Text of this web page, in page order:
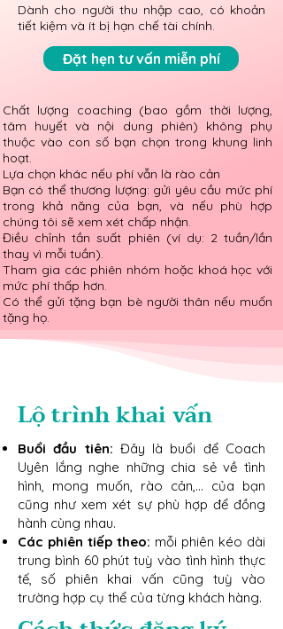
Dành cho người thu nhập cao, có khoản
tiết kiệm và ít bị hạn chế tài chính.
Đặt hẹn tư vấn miễn phí
Chất lượng coaching (bao gồm thời lượng,
tâm huyết và nội dung phiên) không phụ
thuộc vào con số bạn chọn trong khung linh
hoạt.
Lựa chọn khác nếu phí vẫn là rào cản
Bạn có thể thương lượng: gửi yêu cầu mức phí
trong khả năng của bạn, và nếu phù hợp
chúng tôi sẽ xem xét chấp nhận.
Điều chỉnh tần suất phiên (ví dụ: 2 tuần/lần
thay vì mỗi tuần).
Tham gia các phiên nhóm hoặc khoá học với
mức phí thấp hơn.
​Có thể gửi tặng bạn bè người thân nếu muốn
tặng họ.
Lộ trình khai vấn
Buổi đầu tiên: Đây là buổi để Coach
Uyên lắng nghe những chia sẻ về tình
hình, mong muốn, rào cản,... của bạn
cũng như xem xét sự phù hợp để đồng
hành cùng nhau.
Các phiên tiếp theo: mỗi phiên kéo dài
trung bình 60 phút tuỳ vào tình hình thực
tế, số phiên khai vấn cũng tuỳ vào
trường hợp cụ thể của từng khách hàng.